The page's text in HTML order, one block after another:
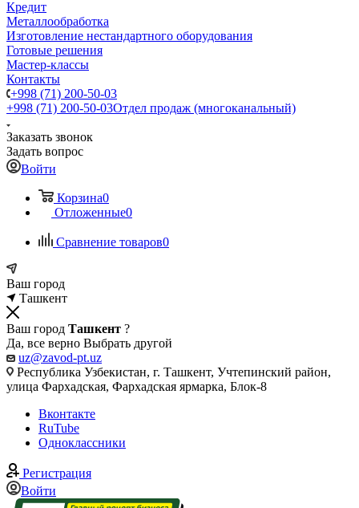
Кредит
Металлообработка
Изготовление нестандартного оборудования
Готовые решения
Мастер-классы
Контакты
+998 (71) 200-50-03
+998 (71) 200-50-03Отдел продаж (многоканальный)
Заказать звонок
Задать вопрос
Войти
Корзина0
Отложенные0
Сравнение товаров0
Ваш город
Ташкент
Ваш город Ташкент ?
Да, все верно Выбрать другой
uz@zavod-pt.uz
Республика Узбекистан, г. Ташкент, Учтепинский район,
улица Фархадская, Фархадская ярмарка, Блок-8
Вконтакте
RuTube
Одноклассники
Регистрация
Войти